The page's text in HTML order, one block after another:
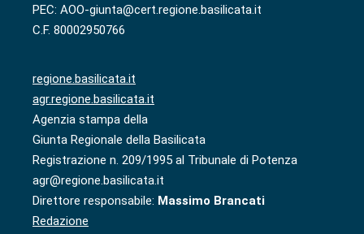
PEC: AOO-giunta@cert.regione.basilicata.it
C.F. 80002950766
regione.basilicata.it
agr.regione.basilicata.it
Agenzia stampa della
Giunta Regionale della Basilicata
Registrazione n. 209/1995 al Tribunale di Potenza
agr@regione.basilicata.it
Direttore responsabile: Massimo Brancati
Redazione